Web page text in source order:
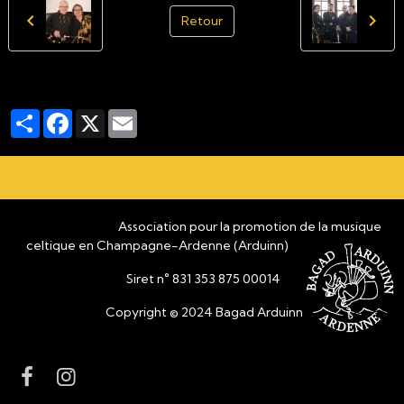
Retour
PartagerFacebook
X
Association pour la promotion de la musique
celtique en Champagne-Ardenne (Arduinn)
Siret n° 831 353 875 00014
Copyright © 2024 Bagad Arduinn